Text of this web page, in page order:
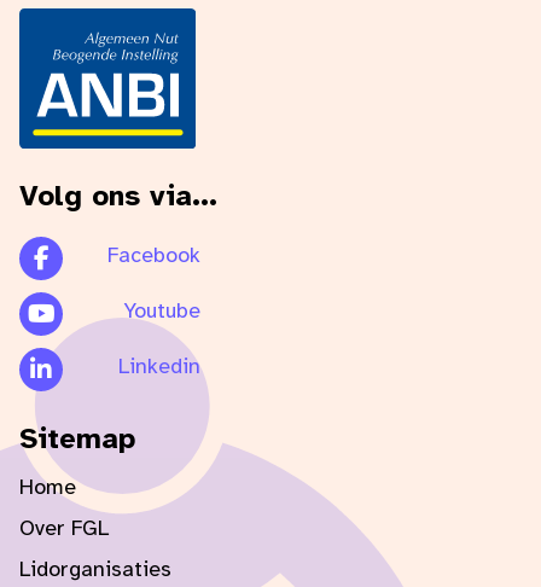
Sitemap
Home
Over FGL
Lidorganisaties
Volg ons via...
Facebook
Youtube
Linkedin